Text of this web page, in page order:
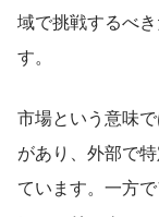
域で挑戦するべ
す。
市場という意味
があり、外部で
ています。一方